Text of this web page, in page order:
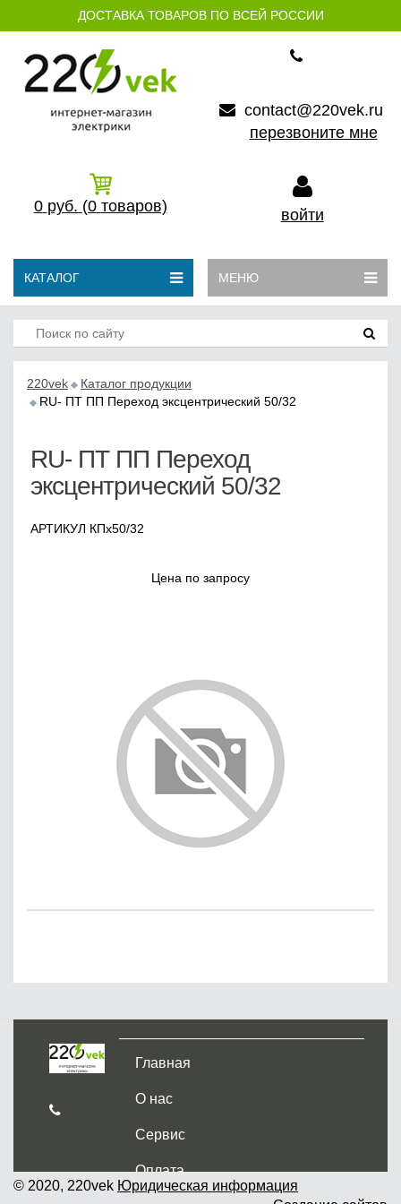
ДОСТАВКА ТОВАРОВ ПО ВСЕЙ РОССИИ
contact@220vek.ru
перезвоните мне
0 руб. (0 товаров) войти
КАТАЛОГ МЕНЮ
220vek
Каталог продукции
RU- ПТ ПП Переход эксцентрический 50/32
RU- ПТ ПП Переход
эксцентрический 50/32
АРТИКУЛ КПх50/32
Цена по запросу
Главная
О нас
Сервис
Оплата
© 2020, 220vek Юридическая информация